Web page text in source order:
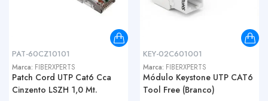
PAT-60CZ10101
Marca: FIBERXPERTS
Patch Cord UTP Cat6 Cca
Cinzento LSZH 1,0 Mt.
KEY-02C601001
Marca: FIBERXPERTS
Módulo Keystone UTP CAT6
Tool Free (Branco)